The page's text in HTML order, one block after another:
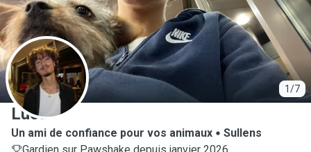
1/7
L
Luca
Un ami de confiance pour vos animaux
Sullens